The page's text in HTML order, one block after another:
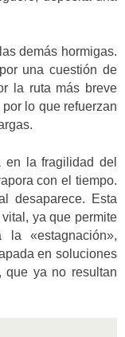
demás hormigas.
una cuestión de
la ruta más breve
lo que refuerzan
la fragilidad del
con el tiempo.
desaparece. Esta
ya que permite
«estagnación»,
en soluciones
que ya no resultan